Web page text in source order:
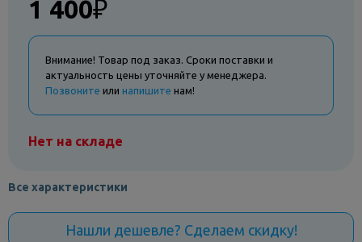
1 400₽
Внимание! Товар под заказ. Сроки поставки и
актуальность цены уточняйте у менеджера.
Позвоните или напишите нам!
Нет на складе
Все характеристики
Нашли дешевле? Сделаем скидку!